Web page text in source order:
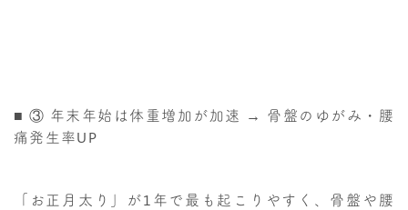
■ ③ 年末年始は体重増加が加速 → 骨盤のゆがみ・腰
痛発生率UP
「お正月太り」が1年で最も起こりやすく、骨盤や腰